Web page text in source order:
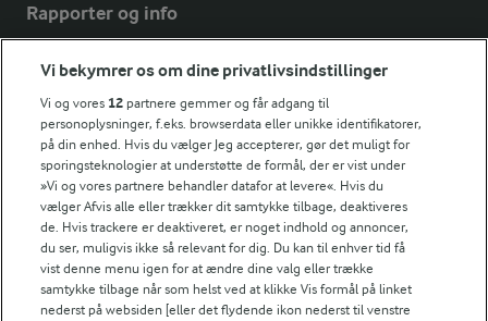
Rapporter og info
Årsrapport
FarmAhead™ Check rapport
Andelshaverinfo: Mælkepris
Fødevarestyrelsens smiley-rapporter for Arla Foods
Fødevarestyrelsens smiley-rapporter for Jörd
Fødevarestyrelsens smiley-rapporter for Lurpak PB
Følg
Vi bekymrer os om dine privatlivsindstillinger
Vi og vores 12 partnere gemmer og får adgang til
personoplysninger, f.eks. browserdata eller unikke identifikatorer,
på din enhed. Hvis du vælger Jeg accepterer, gør det muligt for
sporingsteknologier at understøtte de formål, der er vist under
»Vi og vores partnere behandler datafor at levere«. Hvis du
vælger Afvis alle eller trækker dit samtykke tilbage, deaktiveres
de. Hvis trackere er deaktiveret, er noget indhold og annoncer,
du ser, muligvis ikke så relevant for dig. Du kan til enhver tid få
vist denne menu igen for at ændre dine valg eller trække
samtykke tilbage når som helst ved at klikke Vis formål på linket
nederst på websiden [eller det flydende ikon nederst til venstre